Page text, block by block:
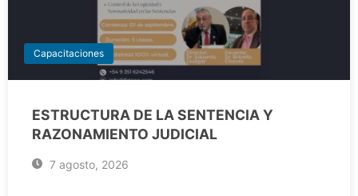
Capacitaciones
ESTRUCTURA DE LA SENTENCIA Y
RAZONAMIENTO JUDICIAL
7 agosto, 2026